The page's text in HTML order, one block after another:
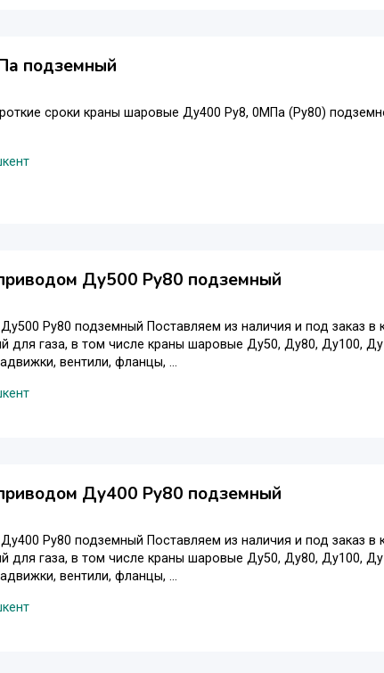
подземный
сроки краны шаровые Ду400 Ру8, 0МПа (Ру80)
Ду500 Ру80 подземный
Ру80 подземный Поставляем из наличия и под заказ в
для газа, в том числе краны шаровые Ду50, Ду80, Ду100,
вентили, фланцы, ...
Ду400 Ру80 подземный
Ру80 подземный Поставляем из наличия и под заказ в
для газа, в том числе краны шаровые Ду50, Ду80, Ду100,
вентили, фланцы, ...